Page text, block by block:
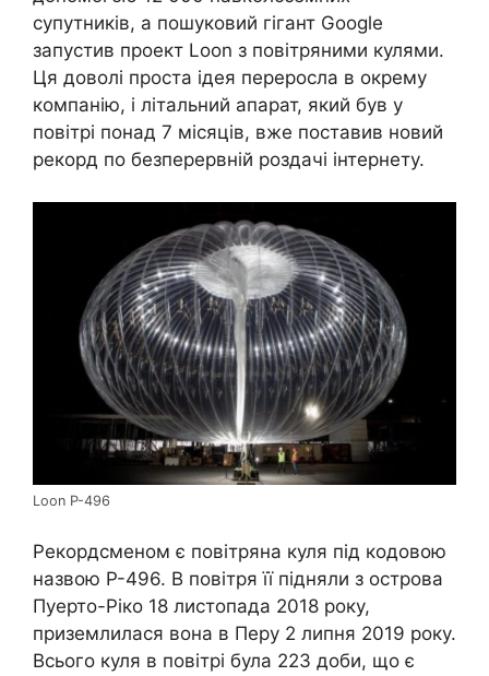
супутників, а пошуковий гігант Google
запустив проект Loon з повітряними кулями.
Ця доволі проста ідея переросла в окрему
компанію, і літальний апарат, який був у
повітрі понад 7 місяців, вже поставив новий
рекорд по безперервній роздачі інтернету.
Loon P-496
Рекордсменом є повітряна куля під кодовою
назвою P-496. В повітря її підняли з острова
Пуерто-Ріко 18 листопада 2018 року,
приземлилася вона в Перу 2 липня 2019 року.
Всього куля в повітрі була 223 доби, що є